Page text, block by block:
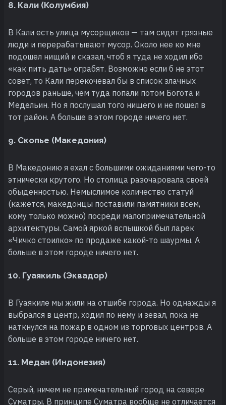
8. Кали (Колумбия)
В Кали есть улица мусорщиков — там сидят грязные
люди и перерабатывают мусор. Около нее ко мне
подошел нищий и сказал, чтоб я туда не ходил ибо
«как пить дать» ограбят. Возможно если б не этот
совет, то Кали перекочевал бы в список злачных
городов раньше, чем туда попали потом Богота и
Медельин. Но я послушал того нищего и не пошел в
тот район. А больше в этом городе ничего нет.
9. Скопье (Македония)
В Македонию я ехал с большими ожиданиями чего-то
этнически крутого. Но столица разочаровала своей
обыденностью. Немыслимое количество статуй
(кажется, македонцы поставили памятники всем,
кому только можно) посреди малопримечательной
архитектуры. Самой яркой вспышкой был ларек
«Чичко стоилко» по продаже какой-то шаурмы. А
больше в этом городе ничего нет.
10. Гуаякиль (Эквадор)
В Гуаякиле мы жили на отшибе города. Но однажды я
выбрался в центр, ходил по нему и зевал, пока не
наткнулся на пожар в одном из торговых центров. А
больше в этом городе ничего нет.
11. Медан (Индонезия)
Серый, ничем не примечательный город на севере
Суматры. В принципе Суматра вообще не отличается